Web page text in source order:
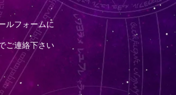
ルフォームに
ご連絡下さい